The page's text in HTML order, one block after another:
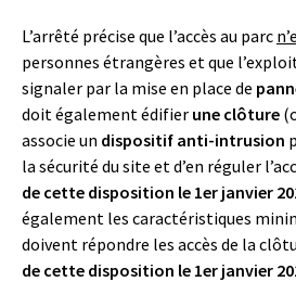
L’arrêté précise que l’accès au parc
personnes étrangères et que
signaler par la mise en place de
doit également édifier une clôture
associe un dispositif anti-intrusion
la sécurité du site et d’en réguler
de cette disposition le 1er janvier
également les caractéristiques
doivent répondre les accès de la
de cette disposition le 1er janvier